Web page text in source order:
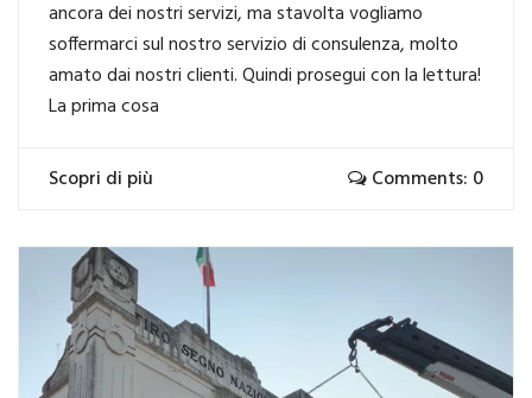
ancora dei nostri servizi, ma stavolta vogliamo
soffermarci sul nostro servizio di consulenza, molto
amato dai nostri clienti. Quindi prosegui con la lettura!
La prima cosa
Scopri di più Comments: 0